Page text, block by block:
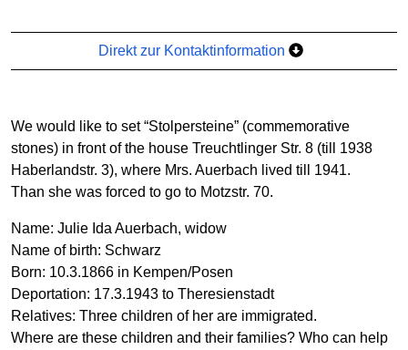
Direkt zur Kontaktinformation
We would like to set “Stolpersteine” (commemorative
stones) in front of the house Treuchtlinger Str. 8 (till 1938
Haberlandstr. 3), where Mrs. Auerbach lived till 1941.
Than she was forced to go to Motzstr. 70.
Name: Julie Ida Auerbach, widow
Name of birth: Schwarz
Born: 10.3.1866 in Kempen/Posen
Deportation: 17.3.1943 to Theresienstadt
Relatives: Three children of her are immigrated.
Where are these children and their families? Who can help